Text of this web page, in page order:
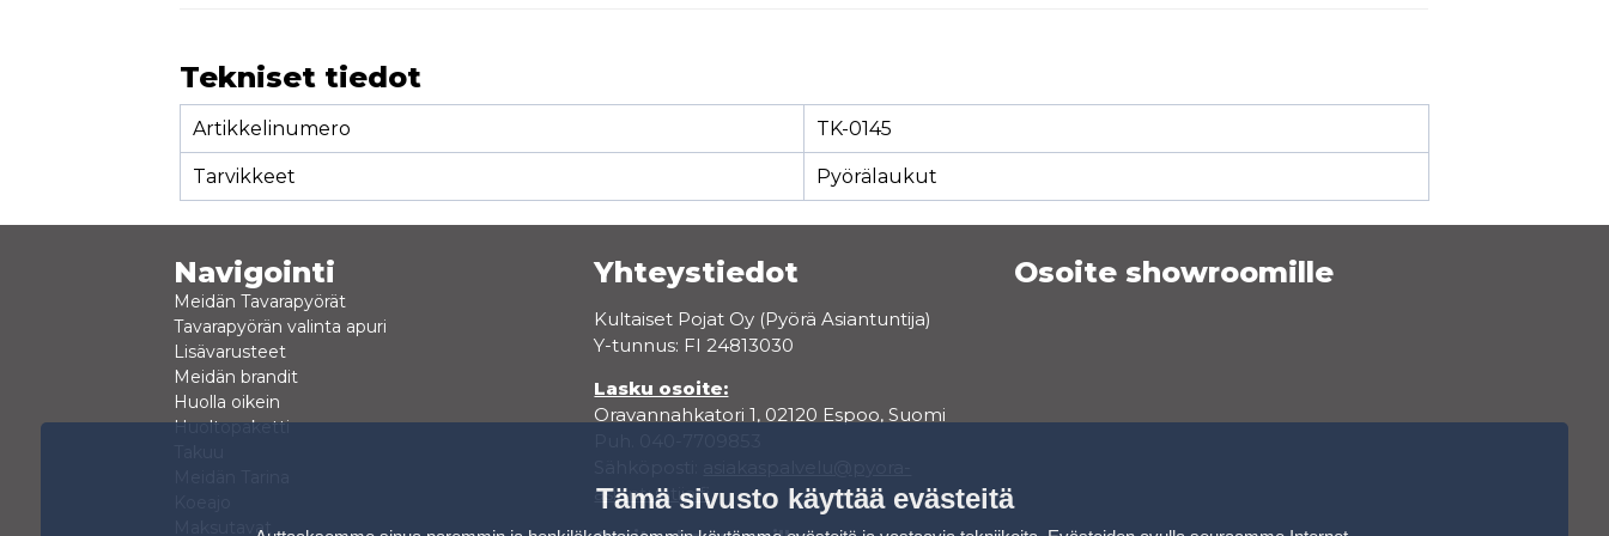
Tekniset tiedot
Artikkelinumero TK-0145
Tarvikkeet Pyörälaukut
Navigointi
Meidän Tavarapyörät
Tavarapyörän valinta apuri
Lisävarusteet
Meidän brandit
Huolla oikein
Huoltopaketti
Maksutavat
Yhteystiedot
Kultaiset Pojat Oy (Pyörä Asiantuntija)
Y-tunnus: FI 24813030
Lasku osoite:
Oravannahkatori 1, 02120 Espoo, Suomi
asiantuntija.fi
Osoite showroomille
Tämä sivusto käyttää evästeitä